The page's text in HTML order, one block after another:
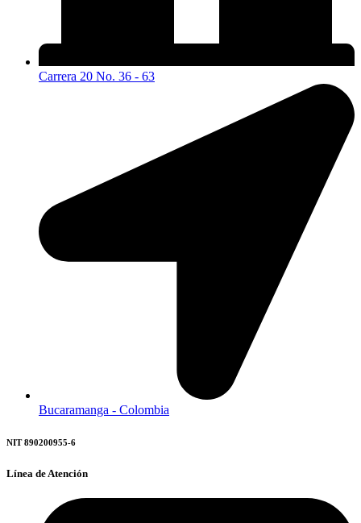
Carrera 20 No. 36 - 63
Bucaramanga - Colombia
NIT 890200955-6
Línea de Atención